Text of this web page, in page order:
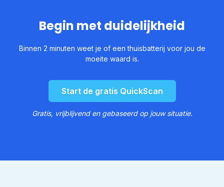
helpen met het maken van de beste keuzes als je dat wilt.
In het persoonlijke advies kunnen we op basis van jouw
Begin met duidelijkheid
Binnen 2 minuten weet je of een thuisbatterij voor jou de
moeite waard is.
Start de gratis QuickScan
Gratis, vrijblijvend en gebaseerd op jouw situatie.